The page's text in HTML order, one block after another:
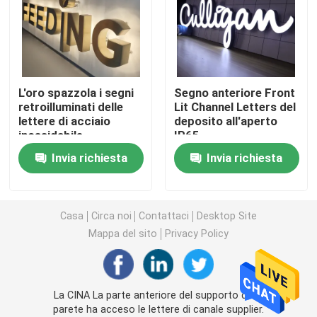
Lettere acriliche principali
insegna al neon su ordinazione
insegna al neon principale
Segno della lettera del metallo
Segno acrilico della lettera
Segno di numero civico
Segno anteriore del deposito
L'oro spazzola i segni
retroilluminati delle
lettere di acciaio
inossidabile
Invia richiesta
Segno anteriore Front
Lit Channel Letters del
deposito all'aperto
IP65
Invia richiesta
Casa Circa noi Contattaci
Desktop Site
Mappa del sito
Privacy Policy
La CINA La parte anteriore del supporto della
parete ha acceso le lettere di canale supplier.